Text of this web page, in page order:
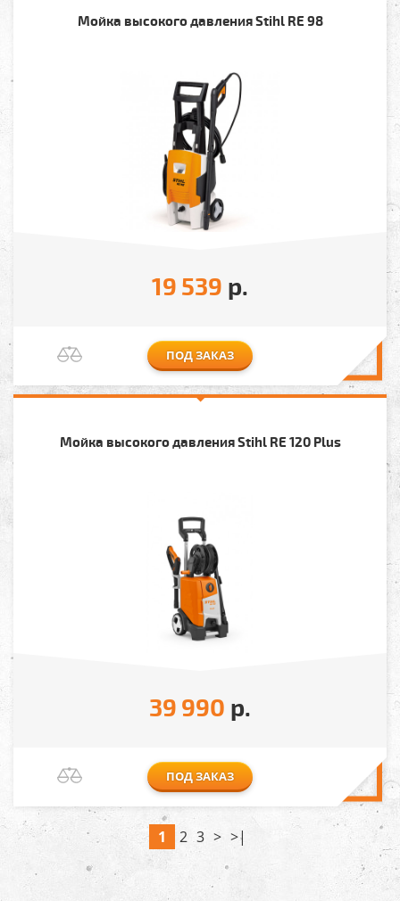
Мойка высокого давления Stihl RE 98
19 539 р.
ПОД ЗАКАЗ
Мойка высокого давления Stihl RE 120 Plus
39 990 р.
ПОД ЗАКАЗ
1 2 3 > >|